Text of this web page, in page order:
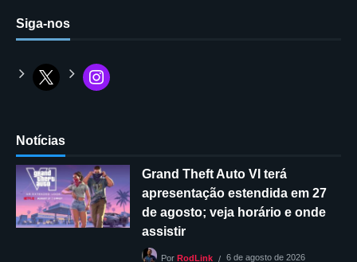
Siga-nos
Notícias
Grand Theft Auto VI terá
apresentação estendida em 27
de agosto; veja horário e onde
assistir
Por RodLink 6 de agosto de 2026